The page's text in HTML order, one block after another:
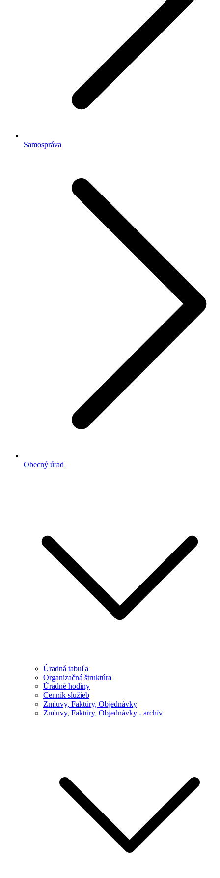
Samospráva
Obecný úrad
Úradná tabuľa
Organizačná štruktúra
Úradné hodiny
Cenník služieb
Zmluvy, Faktúry, Objednávky
Zmluvy, Faktúry, Objednávky - archív